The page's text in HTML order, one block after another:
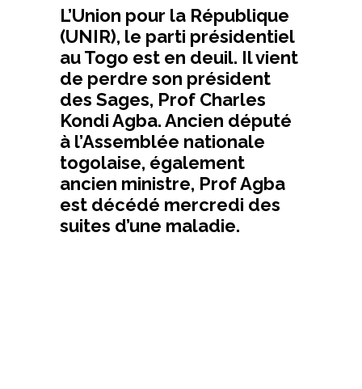
L’Union pour la République
(UNIR), le parti présidentiel
au Togo est en deuil. Il vient
de perdre son président
des Sages, Prof Charles
Kondi Agba. Ancien député
à l’Assemblée nationale
togolaise, également
ancien ministre, Prof Agba
est décédé mercredi des
suites d’une maladie.